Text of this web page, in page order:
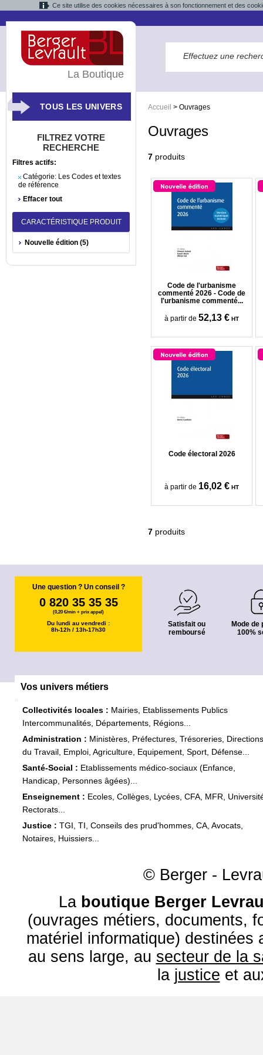
Ce site utilise des cookies nécessaires à son fonctionnement et des
Accueil > Ouvrages
Ouvrages
7 produits
Code de l'urbanisme
commenté 2026 - Code de
l'urbanisme commenté...
à partir de 52,13 € HT
Code électoral 2026
à partir de 16,02 € HT
7 produits
La Boutique
TOUS LES UNIVERS
FILTREZ VOTRE
RECHERCHE
Filtres actifs:
Catégorie: Les Codes et textes
de référence
Effacer tout
CARACTÉRISTIQUE PRODUIT
Nouvelle édition (5)
Une question ? Un conseil ?
0 820 35 35 35
(0,20 €/min + prix appel)
Du lundi au vendredi :
8h-12h / 13h-17h30
Satisfait ou
remboursé
Mode de
100%
Vos univers métiers
Collectivités locales : Mairies, Etablissements Publics
Intercommunalités, Départements, Régions...
Administration : Ministères, Préfectures, Trésoreries, Directions
du Travail, Emploi, Agriculture, Equipement, Sport, Défense...
Santé-Social : Etablissements médico-sociaux (Enfance,
Handicap, Personnes âgées)...
Enseignement : Ecoles, Collèges, Lycées, CFA, MFR,
Rectorats...
Justice : TGI, TI, Conseils des prud'hommes, CA, Avocats,
Notaires, Huissiers...
© Berger -
La boutique Berger
(ouvrages métiers, documents,
matériel informatique) destinées
au sens large, au secteur de la
la justice et